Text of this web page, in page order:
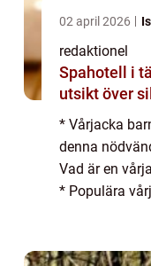
02 april 2026
redaktionel
Spahotell i tällberg
utsikt över
* Vårjacka
denna
Vad är en
* Populära